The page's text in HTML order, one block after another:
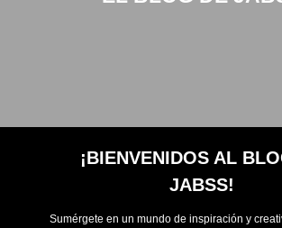
¡BIENVENIDOS AL
JABSS!
Sumérgete en un mundo de inspiración y